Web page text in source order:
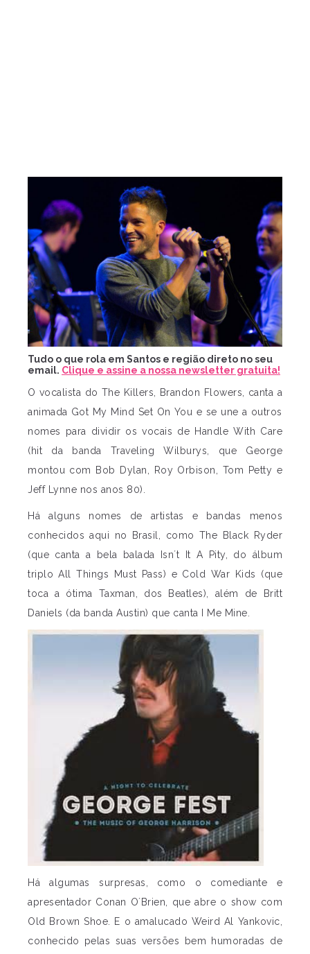
Tudo o que rola em Santos e região direto no seu
email. Clique e assine a nossa newsletter gratuita!
O vocalista do The Killers, Brandon Flowers, canta a
animada Got My Mind Set On You e se une a outros
nomes para dividir os vocais de Handle With Care
(hit da banda Traveling Wilburys, que George
montou com Bob Dylan, Roy Orbison, Tom Petty e
Jeff Lynne nos anos 80).
Há alguns nomes de artistas e bandas menos
conhecidos aqui no Brasil, como The Black Ryder
(que canta a bela balada Isn´t It A Pity, do álbum
triplo All Things Must Pass) e Cold War Kids (que
toca a ótima Taxman, dos Beatles), além de Britt
Daniels (da banda Austin) que canta I Me Mine.
Há algumas surpresas, como o comediante e
apresentador Conan O´Brien, que abre o show com
Old Brown Shoe. E o amalucado Weird Al Yankovic,
conhecido pelas suas versões bem humoradas de